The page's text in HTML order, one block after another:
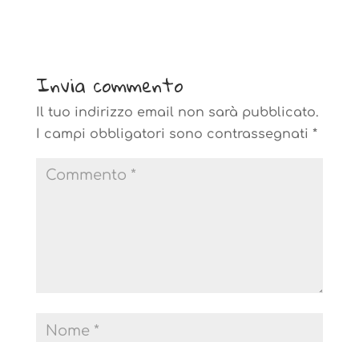
Invia commento
Il tuo indirizzo email non sarà pubblicato.
I campi obbligatori sono contrassegnati *